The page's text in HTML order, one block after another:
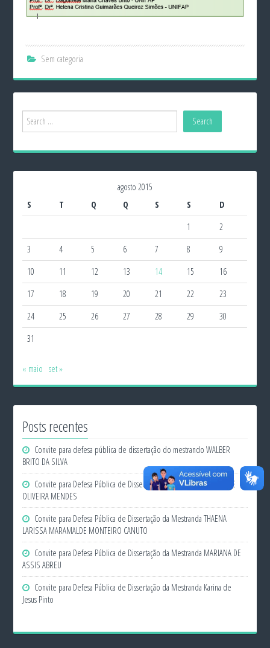
Sem categoria
agosto 2015
S
T Q Q S S
D
1
2
3
4 5 6 7 8
9
10
11 12 13 14 15
16
17
18 19 20 21 22
23
24
25 26 27 28 29
30
31
« maio set »
Posts recentes
Convite para defesa pública de dissertação do mestrando WALBER
BRITO DA SILVA
Convite para Defesa Pública de Dissertação do Mestrando FLÁVIO DE
OLIVEIRA MENDES
Convite para Defesa Pública de Dissertação da Mestranda THAENA
LARISSA MARAMALDE MONTEIRO CANUTO
Convite para Defesa Pública de Dissertação da Mestranda MARIANA DE
ASSIS ABREU
Convite para Defesa Pública de Dissertação da Mestranda Karina de
Jesus Pinto